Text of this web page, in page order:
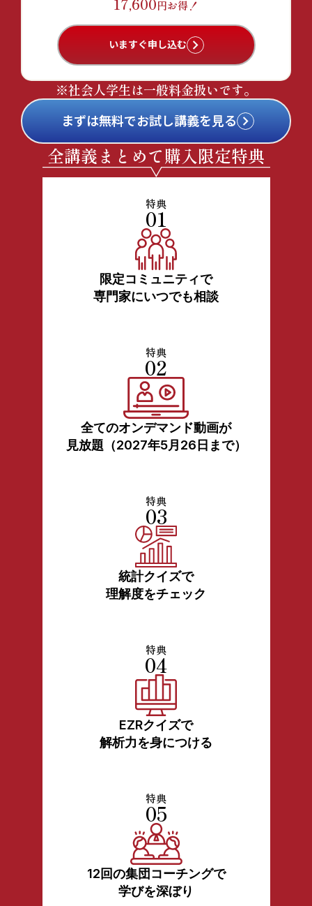
円お得！
いますぐ申し込む
※社会人学生は一般料金扱いです。
まずは無料でお試し講義を見る
全講義まとめて購入限定特典
特典
01
限定コミュニティで
専門家にいつでも相談
特典
02
全てのオンデマンド動画が
見放題（2027年5月26日まで）
特典
03
統計クイズで
理解度をチェック
特典
04
EZRクイズで
解析力を身につける
特典
05
12回の集団コーチングで
学びを深ぼり